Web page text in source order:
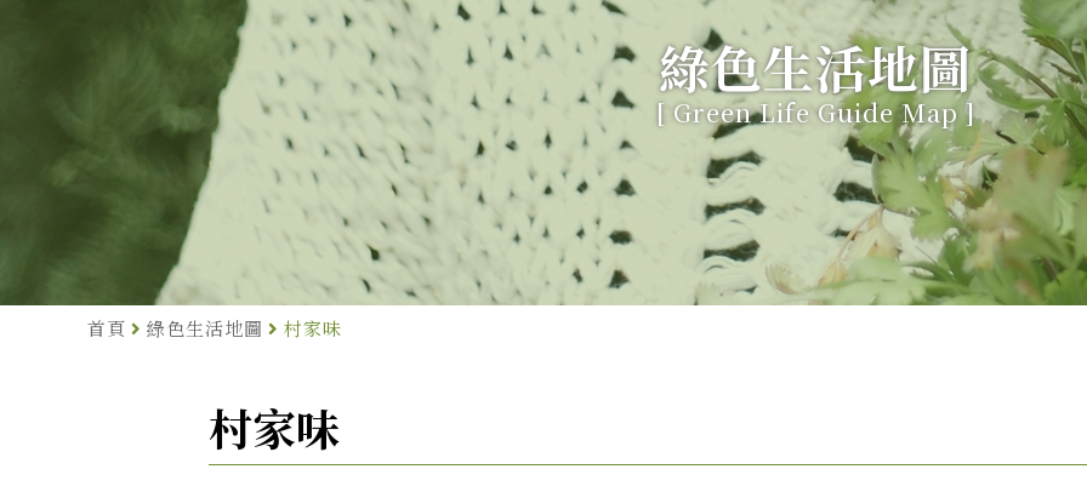
綠色生活地圖
[ Green Life Guide Map]
首頁 綠色生活地圖 村家味
村家味